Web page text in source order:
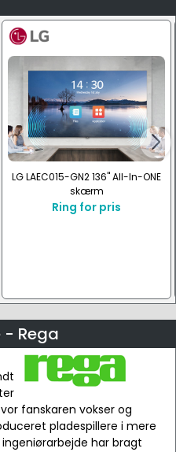
LG LAEC015-GN2 136" All-In-ONE
skærm
Ring for pris
- Rega
fanskaren vokser og
pladespillere i mere
har bragt